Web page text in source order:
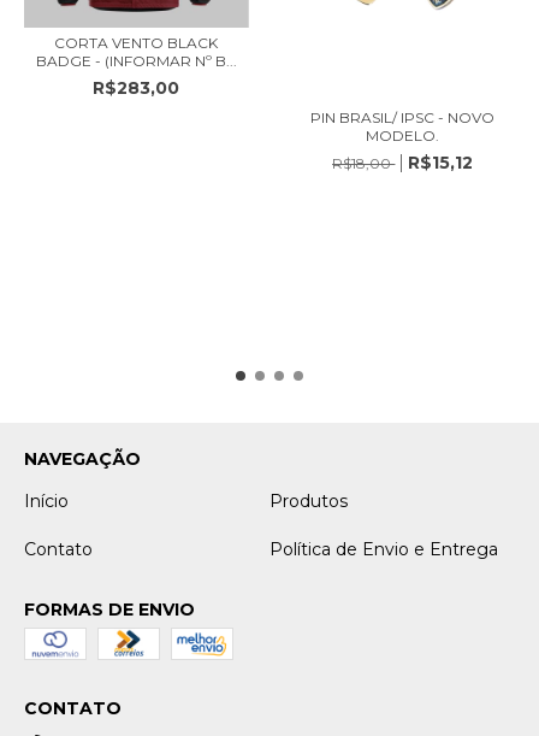
CORTA VENTO BLACK
BADGE - (INFORMAR Nº B...
R$283,00
PIN BRASIL/ IPSC - NOVO
MODELO.
R$18,00
R$15,12
NAVEGAÇÃO
Início
Produtos
Contato Política de Envio e Entrega
FORMAS DE ENVIO
CONTATO